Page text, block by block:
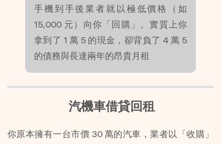
手機到手後業者就以極低價格（如
15,000 元）向你「回購」。實質上你
拿到了 1 萬 5 的現金，卻背負了 4 萬 5
的債務與長達兩年的昂貴月租
汽機車借貸回租
你原本擁有一台市價 30 萬的汽車，業者以「收購」